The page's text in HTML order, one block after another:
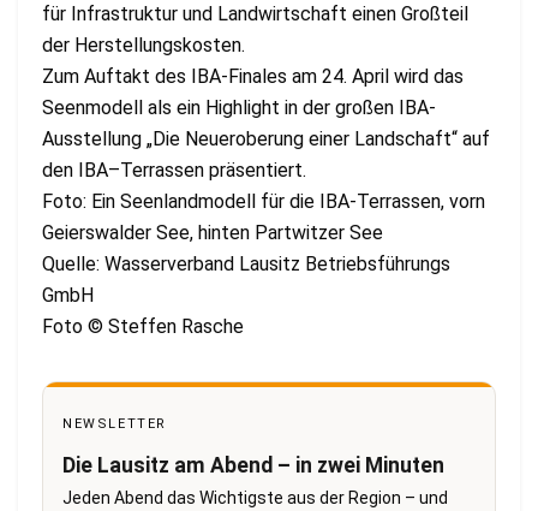
für Infrastruktur und Landwirtschaft einen Großteil
der Herstellungskosten.
Zum Auftakt des IBA-Finales am 24. April wird das
Seenmodell als ein Highlight in der großen IBA-
Ausstellung „Die Neueroberung einer Landschaft“ auf
den IBA–Terrassen präsentiert.
Foto: Ein Seenlandmodell für die IBA-Terrassen, vorn
Geierswalder See, hinten Partwitzer See
Quelle: Wasserverband Lausitz Betriebsführungs
GmbH
Foto © Steffen Rasche
NEWSLETTER
Die Lausitz am Abend – in zwei Minuten
Jeden Abend das Wichtigste aus der Region – und